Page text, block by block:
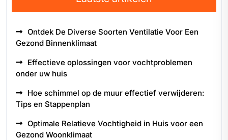
Ontdek De Diverse Soorten Ventilatie Voor Een
Gezond Binnenklimaat
Effectieve oplossingen voor vochtproblemen
onder uw huis
Hoe schimmel op de muur effectief verwijderen:
Tips en Stappenplan
Optimale Relatieve Vochtigheid in Huis voor een
Gezond Woonklimaat